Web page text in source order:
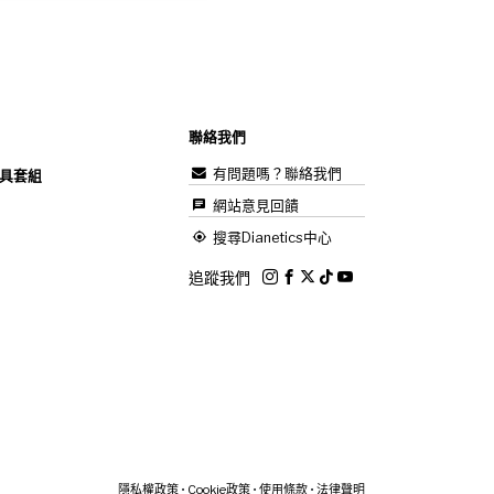
套組
聯絡我們
有問題嗎？聯絡我們
網站意見回饋
搜尋Dianetics中心
追蹤我們
隱私權政策 • Cookie政策 • 使用條款 • 法律聲明